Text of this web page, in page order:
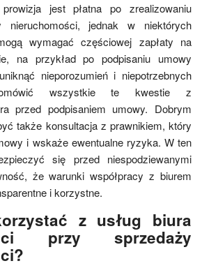
jest płatna po zrealizowaniu
nieruchomości, jednak w niektórych
wymagać częściowej zapłaty na
na przykład po podpisaniu umowy
nieporozumień i niepotrzebnych
wszystkie te kwestie z
przed podpisaniem umowy. Dobrym
także konsultacja z prawnikiem, który
i wskaże ewentualne ryzyka. W ten
się przed niespodziewanymi
że warunki współpracy z biurem
i korzystne.
z usług biura
przy sprzedaży